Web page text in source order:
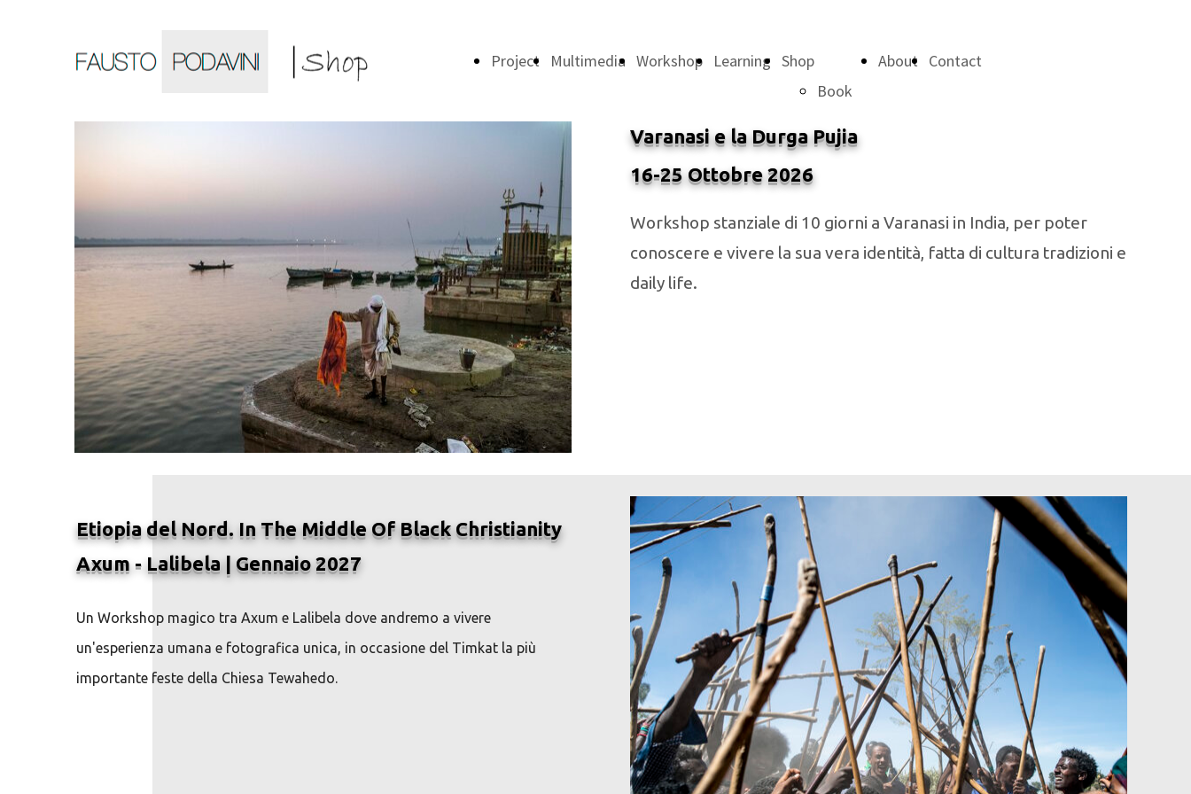
Project Multimedia Workshop Learning Shop
Book
Little
About Contact
Varanasi e la Durga Pujia
16-25 Ottobre 2026
Workshop stanziale di 10 giorni a Varanasi in India, per poter
conoscere e vivere la sua vera identità, fatta di cultura tradizioni e
daily life.
Etiopia del Nord. In The Middle Of Black Christianity
Axum - Lalibela | Gennaio 2027
Un Workshop magico tra Axum e Lalibela dove andremo a vivere
un'esperienza umana e fotografica unica, in occasione del Timkat la più
importante feste della Chiesa Tewahedo.